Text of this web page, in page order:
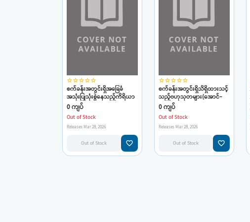
star_borderstar_borderstar_borderstar_borderstar_border
စက်ခန်းအတွင်းရှိအခြေခံ
အသုံးပြုသုံးစွဲနေသည့်ကိရိယာ
များအကြောင်းသိကောင်းစရာ
များ(အောင်-ရေကြောင်း
အင်ဂျင်နီယာ)
0 ကျပ်
Out of Stock
Releases Mar 28, 2026
Out of Stock favorite_border
star_borderstar_borderstar_borderstar_borderstar_border
စက်ခန်းအတွင်းရှိသိရှိထားသင့်
သည့်ဗဟုသုတများ(အောင်-
ရေကြောင်းအင်ဂျင်နီယာ)
0 ကျပ်
Out of Stock
Releases Mar 28, 2026
Out of Stock favorite_border